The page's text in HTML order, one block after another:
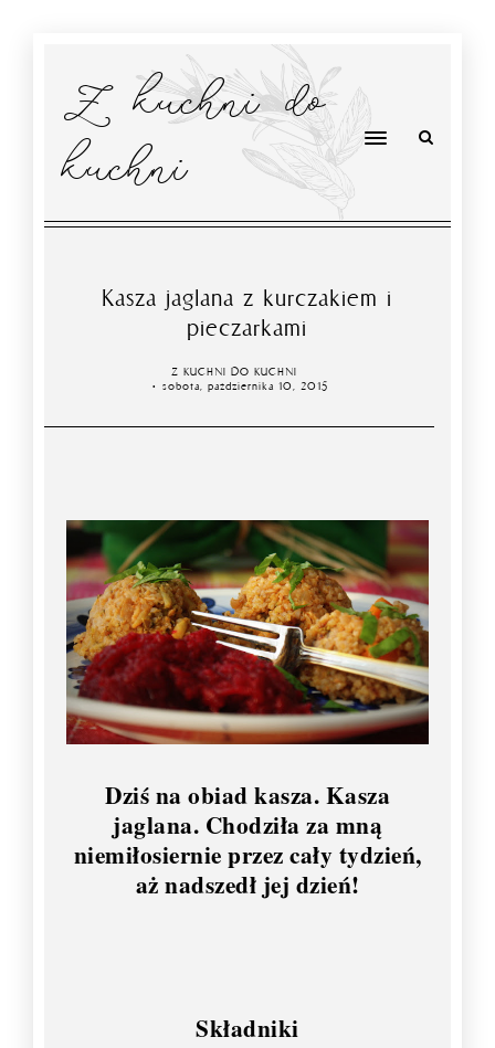
Z kuchni do
kuchni
Kasza jaglana z kurczakiem i
pieczarkami
Z KUCHNI DO KUCHNI
sobota, października 10, 2015
Dziś na obiad kasza. Kasza
jaglana. Chodziła za mną
niemiłosiernie przez cały tydzień,
aż nadszedł jej dzień!
Składniki